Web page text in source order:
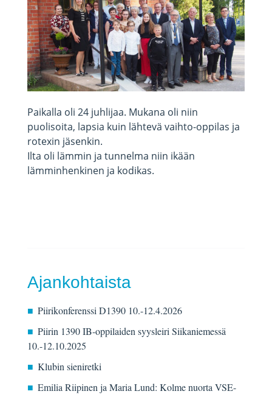
Paikalla oli 24 juhlijaa. Mukana oli niin
puolisoita, lapsia kuin lähtevä vaihto-oppilas ja
rotexin jäsenkin.
Ilta oli lämmin ja tunnelma niin ikään
lämminhenkinen ja kodikas.
Ajankohtaista
Piirikonferenssi D1390 10.-12.4.2026
Piirin 1390 IB-oppilaiden syysleiri Siikaniemessä
10.-12.10.2025
Klubin sieniretki
Emilia Riipinen ja Maria Lund: Kolme nuorta VSE-